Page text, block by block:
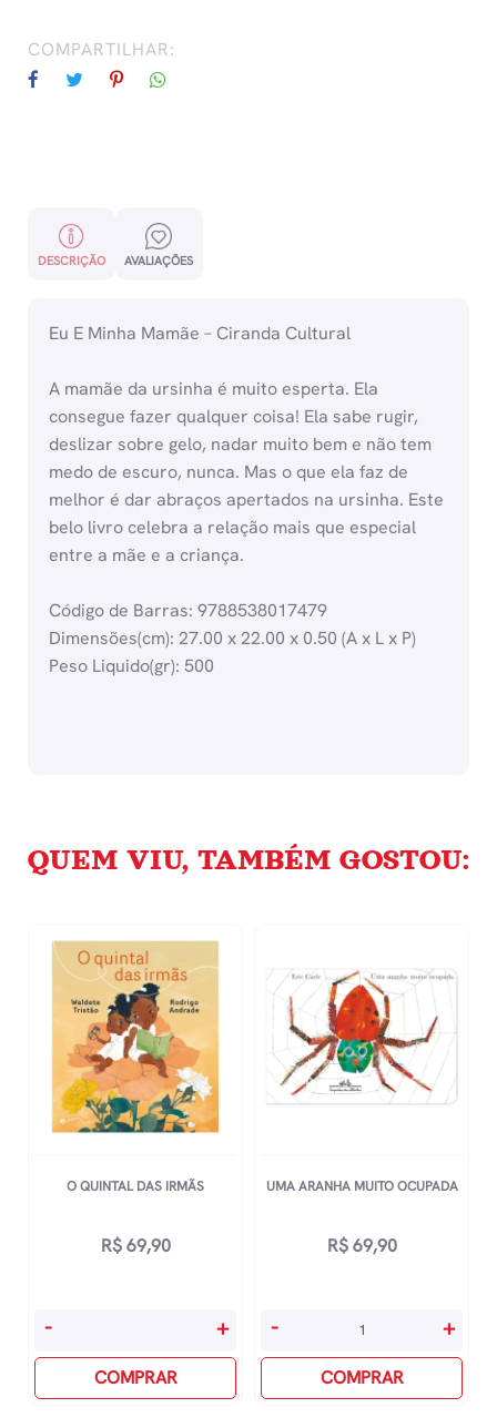
COMPARTILHAR:
DESCRIÇÃO AVALIAÇÕES
Eu E Minha Mamãe – Ciranda Cultural
A mamãe da ursinha é muito esperta. Ela
consegue fazer qualquer coisa! Ela sabe rugir,
deslizar sobre gelo, nadar muito bem e não tem
medo de escuro, nunca. Mas o que ela faz de
melhor é dar abraços apertados na ursinha. Este
belo livro celebra a relação mais que especial
entre a mãe e a criança.
Código de Barras: 9788538017479
Dimensões(cm): 27.00 x 22.00 x 0.50 (A x L x P)
Peso Liquido(gr): 500
QUEM VIU, TAMBÉM GOSTOU:
O QUINTAL DAS IRMÃS
R$69,90
O
Irmãs
- +
COMPRAR
UMA ARANHA MUITO OCUPADA
R$69,90
Uma
Ocupada
- +
COMPRAR